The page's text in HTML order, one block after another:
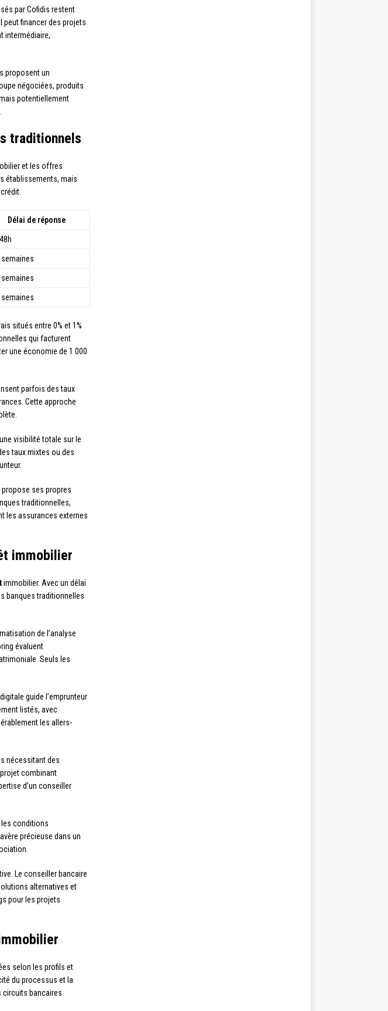
par Cofidis restent
peut financer des projets
intermédiaire,
proposent un
négociées, produits
potentiellement
traditionnels
et les offres
établissements, mais
Délai de réponse
semaines
semaines
semaines
situés entre 0% et 1%
qui facturent
une économie de 1 000
parfois des taux
Cette approche
visibilité totale sur le
taux mixtes ou des
ses propres
traditionnelles,
les assurances externes
immobilier
immobilier. Avec un délai
banques traditionnelles
de l’analyse
évaluent
Seuls les
guide l’emprunteur
listés, avec
les allers-
nécessitant des
combinant
d’un conseiller
les conditions
précieuse dans un
Le conseiller bancaire
alternatives et
pour les projets
selon les profils et
du processus et la
circuits bancaires